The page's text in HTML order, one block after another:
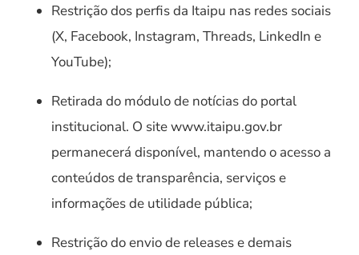
Restrição dos perfis da Itaipu nas redes sociais
(X, Facebook, Instagram, Threads, LinkedIn e
YouTube);
Retirada do módulo de notícias do portal
institucional. O site www.itaipu.gov.br
permanecerá disponível, mantendo o acesso a
conteúdos de transparência, serviços e
informações de utilidade pública;
Restrição do envio de releases e demais